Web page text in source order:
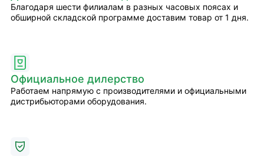
Благодаря шести филиалам в разных часовых поясах и
обширной складской программе доставим товар от 1 дня.
Официальное дилерство
Работаем напрямую с производителями и официальными
дистрибьюторами оборудования.